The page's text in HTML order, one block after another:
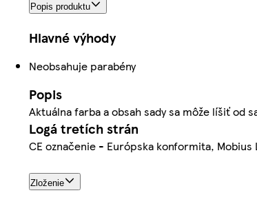
Popis produktu
Hlavné výhody
Neobsahuje parabény
Popis
Aktuálna farba a obsah sady sa môže líšiť od
Logá tretích strán
CE označenie - Európska konformita, Mobius
Zloženie